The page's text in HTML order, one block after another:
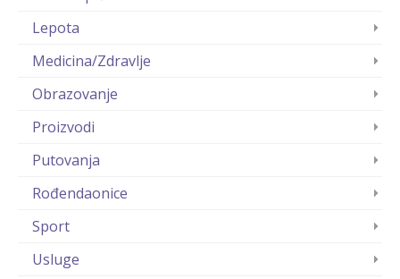
Lepota
Medicina/Zdravlje
Obrazovanje
Proizvodi
Putovanja
Rođendaonice
Sport
Usluge